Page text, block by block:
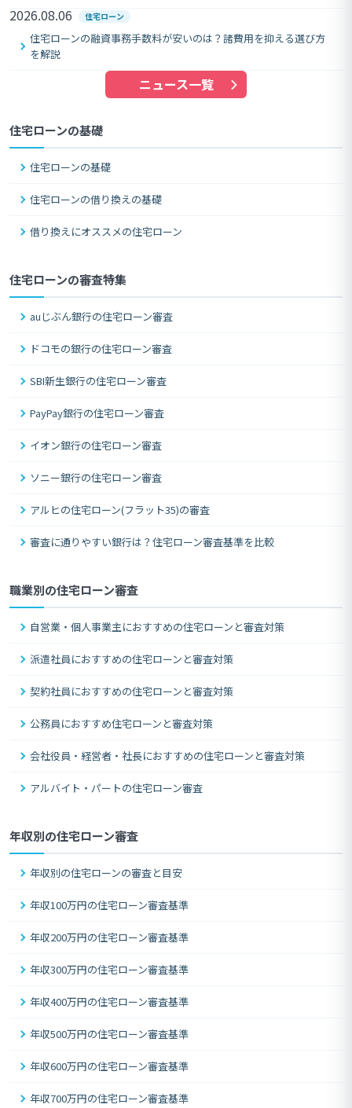
2026.08.06 住宅ローン
住宅ローンの融資事務手数料が安いのは？諸費用を抑える選び方
を解説
ニュース一覧
住宅ローンの基礎
住宅ローンの基礎
住宅ローンの借り換えの基礎
借り換えにオススメの住宅ローン
住宅ローンの審査特集
auじぶん銀行の住宅ローン審査
ドコモの銀行の住宅ローン審査
SBI新生銀行の住宅ローン審査
PayPay銀行の住宅ローン審査
イオン銀行の住宅ローン審査
ソニー銀行の住宅ローン審査
アルヒの住宅ローン(フラット35)の審査
審査に通りやすい銀行は？住宅ローン審査基準を比較
職業別の住宅ローン審査
自営業・個人事業主におすすめの住宅ローンと審査対策
派遣社員におすすめの住宅ローンと審査対策
契約社員におすすめの住宅ローンと審査対策
公務員におすすめ住宅ローンと審査対策
会社役員・経営者・社長におすすめの住宅ローンと審査対策
アルバイト・パートの住宅ローン審査
年収別の住宅ローン審査
年収別の住宅ローンの審査と目安
年収100万円の住宅ローン審査基準
年収200万円の住宅ローン審査基準
年収300万円の住宅ローン審査基準
年収400万円の住宅ローン審査基準
年収500万円の住宅ローン審査基準
年収600万円の住宅ローン審査基準
年収700万円の住宅ローン審査基準